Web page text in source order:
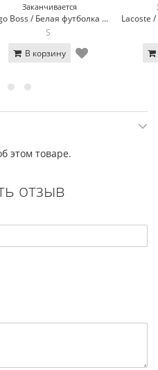
Заканчивается
Hugo Boss / Белая футболка поло Hugo Boss 317-3
S
В корзину
этом товаре.
отзыв